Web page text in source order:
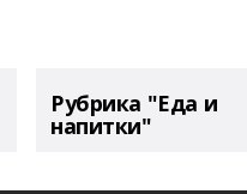
Рубрика "Еда и
напитки"